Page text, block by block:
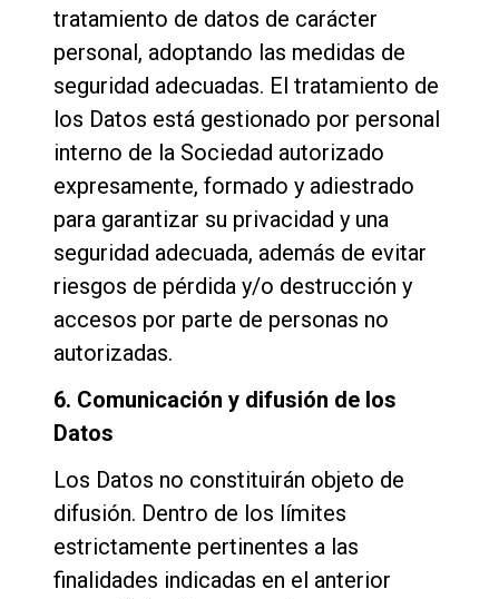
tratamiento de datos de carácter
personal, adoptando las medidas de
seguridad adecuadas. El tratamiento de
los Datos está gestionado por personal
interno de la Sociedad autorizado
expresamente, formado y adiestrado
para garantizar su privacidad y una
seguridad adecuada, además de evitar
riesgos de pérdida y/o destrucción y
accesos por parte de personas no
autorizadas.
6. Comunicación y difusión de los
Datos
Los Datos no constituirán objeto de
difusión. Dentro de los límites
estrictamente pertinentes a las
finalidades indicadas en el anterior